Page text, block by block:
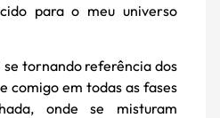
para o meu universo
se tornando referência dos
comigo em todas as fases
onde se misturam